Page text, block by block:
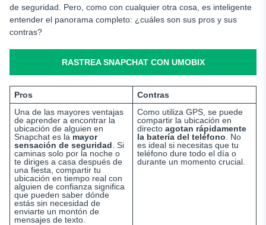
de seguridad. Pero, como con cualquier otra cosa, es inteligente
entender el panorama completo: ¿cuáles son sus pros y sus
contras?
RASTREA SNAPCHAT CON UMOBIX
Pros
Contras
Una de las mayores ventajas
de aprender a encontrar la
ubicación de alguien en
Snapchat es la mayor
sensación de seguridad . Si
caminas solo por la noche o
te diriges a casa después de
una fiesta, compartir tu
ubicación en tiempo real con
alguien de confianza significa
que pueden saber dónde
estás sin necesidad de
enviarte un montón de
mensajes de texto.
Como utiliza GPS, se puede
compartir la ubicación en
directo agotan rápidamente
la batería del teléfono . No
es ideal si necesitas que tu
teléfono dure todo el día o
durante un momento crucial.